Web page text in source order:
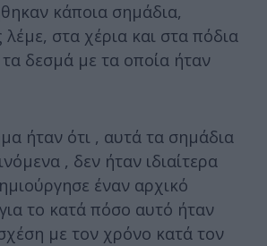
κάποια σημάδια,
στα χέρια και στα πόδια
δεσμά με τα οποία ήταν
ήταν ότι , αυτά τα σημάδια
, δεν ήταν ιδιαίτερα
έναν αρχικό
το κατά πόσο αυτό ήταν
με τον χρόνο κατά τον